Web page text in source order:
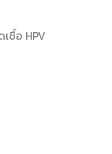
ชื้อ HPV